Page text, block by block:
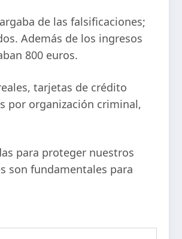
de las falsificaciones;
Además de los ingresos
800 euros.
tarjetas de crédito
por organización criminal,
para proteger nuestros
son fundamentales para